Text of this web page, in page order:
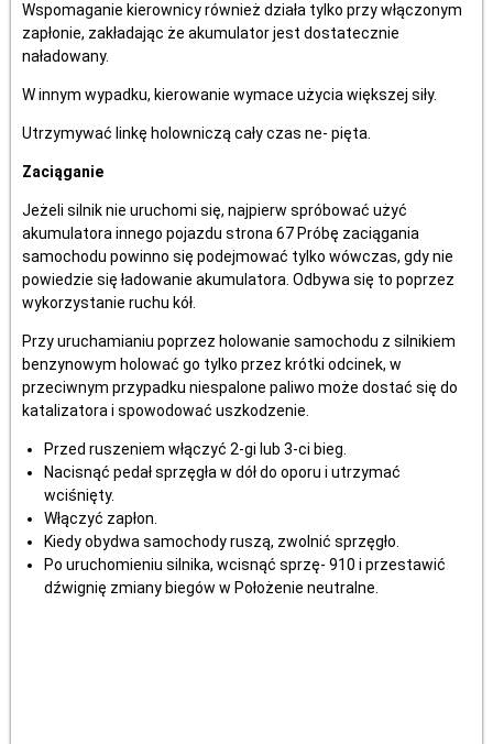
Wspomaganie kierownicy również działa tylko przy włączonym
zapłonie, zakładając że akumulator jest dostatecznie
naładowany.
W innym wypadku, kierowanie wymace użycia większej siły.
Utrzymywać linkę holowniczą cały czas ne- pięta.
Zaciąganie
Jeżeli silnik nie uruchomi się, najpierw spróbować użyć
akumulatora innego pojazdu strona 67 Próbę zaciągania
samochodu powinno się podejmować tylko wówczas, gdy nie
powiedzie się ładowanie akumulatora. Odbywa się to poprzez
wykorzystanie ruchu kół.
Przy uruchamianiu poprzez holowanie samochodu z silnikiem
benzynowym holować go tylko przez krótki odcinek, w
przeciwnym przypadku niespalone paliwo może dostać się do
katalizatora i spowodować uszkodzenie.
Przed ruszeniem włączyć 2-gi lub 3-ci bieg.
Nacisnąć pedał sprzęgła w dół do oporu i utrzymać
wciśnięty.
Włączyć zapłon.
Kiedy obydwa samochody ruszą, zwolnić sprzęgło.
Po uruchomieniu silnika, wcisnąć sprzę- 910 i przestawić
dźwignię zmiany biegów w Położenie neutralne.